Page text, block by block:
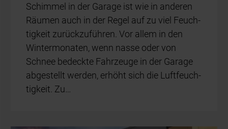
Schim­mel in der Ga­ra­ge ist wie in an­de­ren
Räu­men auch in der Re­gel auf zu viel Feuch­
tig­keit zu­rück­zu­füh­ren. Vor al­lem in den
Win­ter­mo­na­ten, wenn nas­se oder von
Schnee be­deck­te Fahr­zeu­ge in der Ga­ra­ge
ab­ge­stellt wer­den, er­höht sich die Luft­feuch­
tig­keit. Zu…